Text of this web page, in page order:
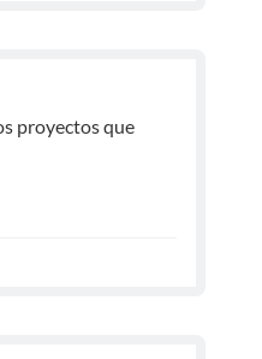
proyectos que